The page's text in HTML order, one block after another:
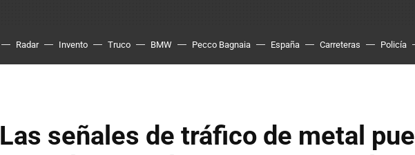
Radar Invento Truco BMW Pecco Bagnaia España Carreteras Policía
Las señales de tráfico de metal